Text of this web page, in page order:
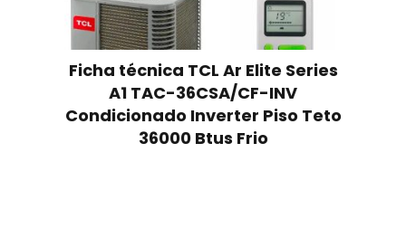
Ficha técnica TCL Ar Elite Series
A1 TAC-36CSA/CF-INV
Condicionado Inverter Piso Teto
36000 Btus Frio